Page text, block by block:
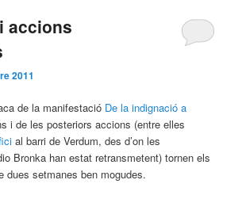
accions
2011
de la manifestació De la indignació a
i de les posteriors accions (entre elles
al barri de Verdum, des d’on les
Bronka han estat retransmetent) tornen els
dues setmanes ben mogudes.